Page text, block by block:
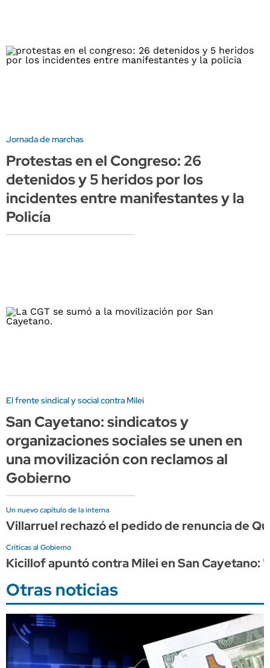
Jornada de marchas
Protestas en el Congreso: 26
detenidos y 5 heridos por los
incidentes entre manifestantes y la
Policía
El frente sindical y social contra Milei
San Cayetano: sindicatos y
organizaciones sociales se unen en
una movilización con reclamos al
Gobierno
Un nuevo capítulo de la interna
Villarruel rechazó el pedido de renuncia de
Críticas al Gobierno
Kicillof apuntó contra Milei en San Cayetano:
Otras noticias